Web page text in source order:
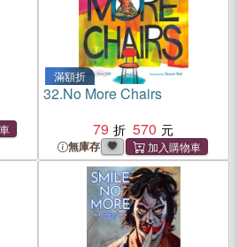
滿額折
32.No More Chairs
79
570
無庫存